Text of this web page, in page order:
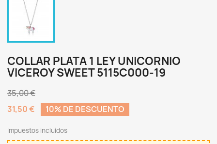
COLLAR PLATA 1 LEY UNICORNIO
VICEROY SWEET 5115C000-19
35,00 €
31,50 €
10% DE DESCUENTO
Impuestos incluidos